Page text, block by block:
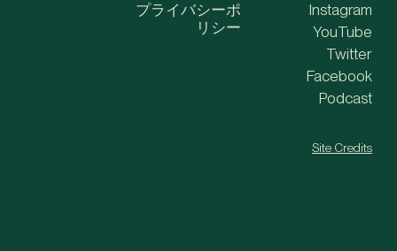
プライバシーポ
リシー
Instagram
YouTube
Twitter
Facebook
Podcast
Site Credits